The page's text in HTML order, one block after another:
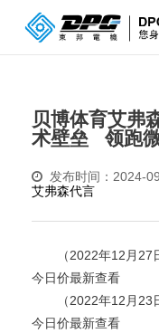
贝博体育艾弗
术壁垒 领跑
发布时间：2024-
艾弗森代言
（2022年12月27日
今日价最新查看
（2022年12月23日
今日价最新查看